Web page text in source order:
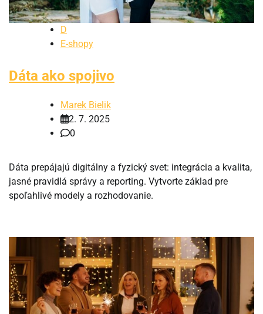
D
E-shopy
Dáta ako spojivo
Marek Bielik
2. 7. 2025
0
Dáta prepájajú digitálny a fyzický svet: integrácia a kvalita,
jasné pravidlá správy a reporting. Vytvorte základ pre
spoľahlivé modely a rozhodovanie.